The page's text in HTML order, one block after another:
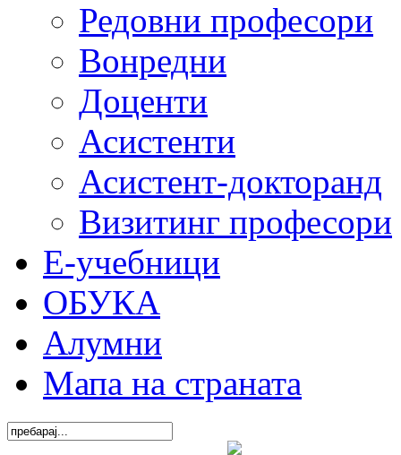
Редовни професори
Вонредни
Доценти
Асистенти
Асистент-докторанд
Визитинг професори
Е-учебници
ОБУКА
Алумни
Мапа на страната